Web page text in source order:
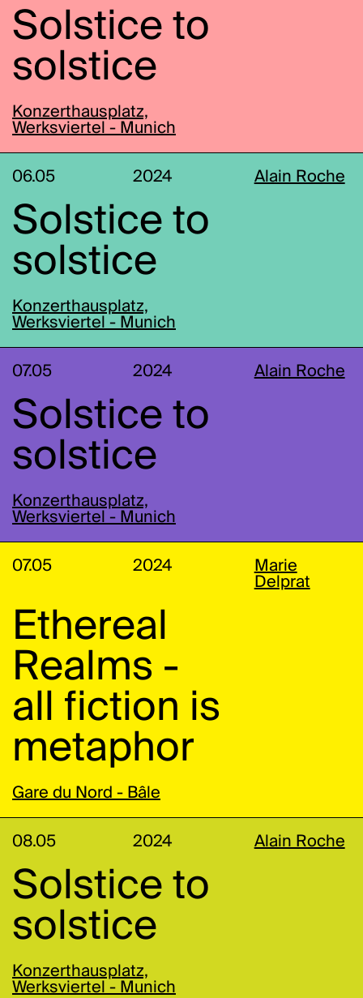
Solstice to
solstice
Konzerthausplatz,
Werksviertel - Munich
06.05 2024 Alain Roche
Solstice to
solstice
Konzerthausplatz,
Werksviertel - Munich
07.05 2024 Alain Roche
Solstice to
solstice
Konzerthausplatz,
Werksviertel - Munich
07.05 2024
Marie
Delprat
Ethereal
Realms -
all fiction is
metaphor
Gare du Nord - Bâle
08.05 2024 Alain Roche
Solstice to
solstice
Konzerthausplatz,
Werksviertel - Munich